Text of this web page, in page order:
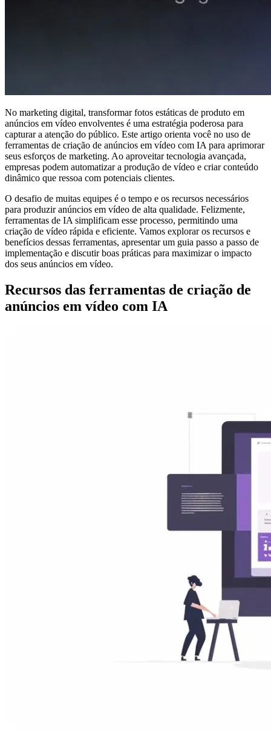
No marketing digital, transformar fotos estáticas de produto em
anúncios em vídeo envolventes é uma estratégia poderosa para
capturar a atenção do público. Este artigo orienta você no uso de
ferramentas de criação de anúncios em vídeo com IA para aprimorar
seus esforços de marketing. Ao aproveitar tecnologia avançada,
empresas podem automatizar a produção de vídeo e criar conteúdo
dinâmico que ressoa com potenciais clientes.
O desafio de muitas equipes é o tempo e os recursos necessários
para produzir anúncios em vídeo de alta qualidade. Felizmente,
ferramentas de IA simplificam esse processo, permitindo uma
criação de vídeo rápida e eficiente. Vamos explorar os recursos e
benefícios dessas ferramentas, apresentar um guia passo a passo de
implementação e discutir boas práticas para maximizar o impacto
dos seus anúncios em vídeo.
Recursos das ferramentas de criação de
anúncios em vídeo com IA